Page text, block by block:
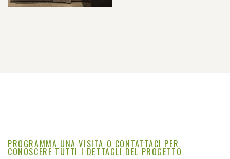
PROGRAMMA UNA VISITA O CONTATTACI PER
CONOSCERE TUTTI I DETTAGLI DEL PROGETTO